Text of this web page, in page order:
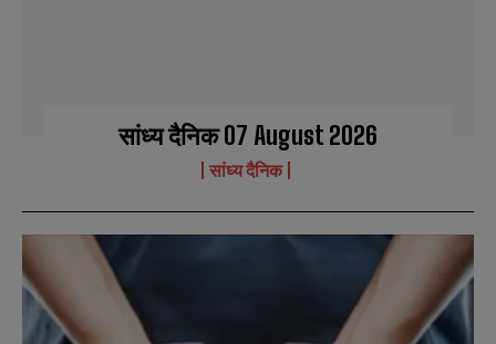
सांध्य दैनिक 07 August 2026
सांध्य दैनिक